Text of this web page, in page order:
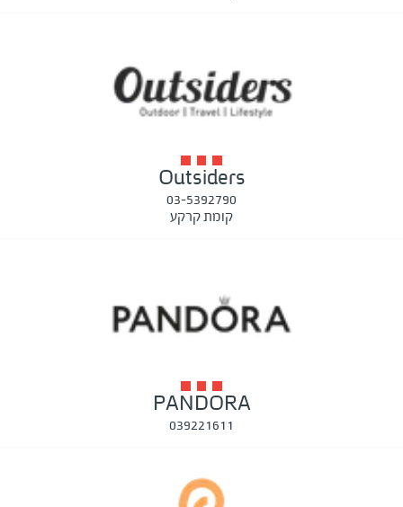
Outsiders
03-5392790
קומת קרקע
PANDORA
039221611